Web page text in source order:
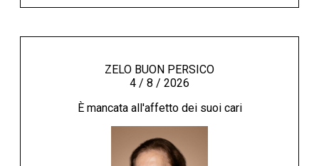
ZELO BUON PERSICO
4 / 8 / 2026
È mancata all'affetto dei suoi cari